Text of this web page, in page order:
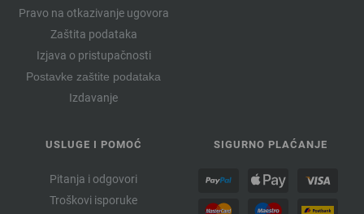
Pravo na otkazivanje ugovora
Zaštita podataka
Izjava o pristupačnosti
Postavke zaštite podataka
Izdavanje
USLUGE I POMOĆ
Pitanja i odgovori
Troškovi isporuke
SIGURNO PLAĆANJE